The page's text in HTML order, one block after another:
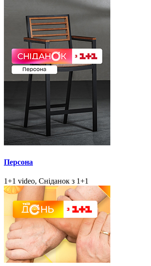
Персона
1+1 video, Сніданок з 1+1